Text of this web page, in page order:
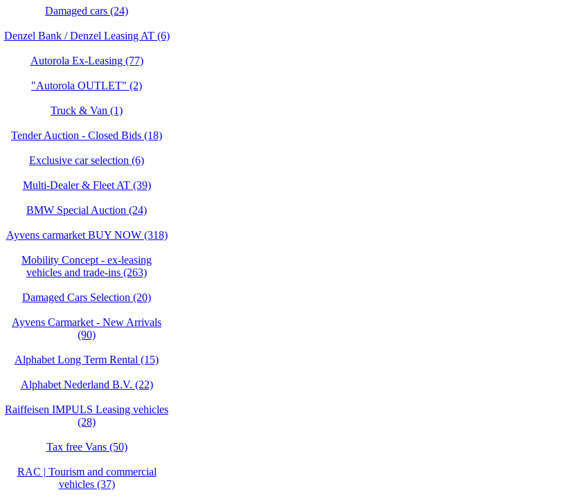
Damaged cars (24)
Denzel Bank / Denzel Leasing AT (6)
Autorola Ex-Leasing (77)
"Autorola OUTLET" (2)
Truck & Van (1)
Tender Auction - Closed Bids (18)
Exclusive car selection (6)
Multi-Dealer & Fleet AT (39)
BMW Special Auction (24)
Ayvens carmarket BUY NOW (318)
Mobility Concept - ex-leasing
vehicles and trade-ins (263)
Damaged Cars Selection (20)
Ayvens Carmarket - New Arrivals
(90)
Alphabet Long Term Rental (15)
Alphabet Nederland B.V. (22)
Raiffeisen IMPULS Leasing vehicles
(28)
Tax free Vans (50)
RAC | Tourism and commercial
vehicles (37)